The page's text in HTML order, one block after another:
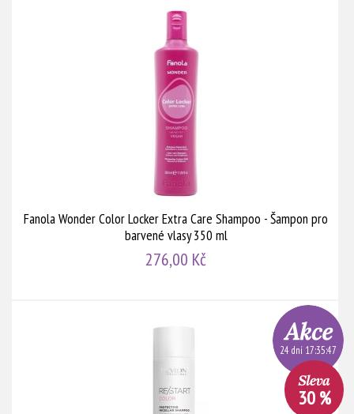
Fanola Wonder Color Locker Extra Care Shampoo - Šampon pro
barvené vlasy 350 ml
276,00 Kč
24 dní 17:35:46
30 %